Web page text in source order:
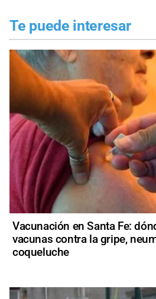
Te puede interesar
Vacunación en Santa Fe:
vacunas contra la gripe,
coqueluche